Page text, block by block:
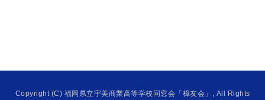
Copyright (C) 福岡県立宇美商業高等学校同窓会「樟友会」, All Rights